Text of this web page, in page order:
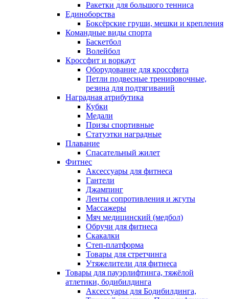
Ракетки для большого тенниса
Единоборства
Боксёрские груши, мешки и крепления
Командные виды спорта
Баскетбол
Волейбол
Кроссфит и воркаут
Оборудование для кроссфита
Петли подвесные тренировочные,
резина для подтягиваний
Наградная атрибутика
Кубки
Медали
Призы спортивные
Статуэтки наградные
Плавание
Спасательный жилет
Фитнес
Аксессуары для фитнеса
Гантели
Джампинг
Ленты сопротивления и жгуты
Массажеры
Мяч медицинский (медбол)
Обручи для фитнеса
Скакалки
Степ-платформа
Товары для стретчинга
Утяжелители для фитнеса
Товары для пауэрлифтинга, тяжёлой
атлетики, бодибилдинга
Аксессуары для Бодибилдинга,